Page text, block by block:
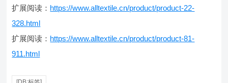
扩展阅读： https://www.alltextile.cn/product/product-22-
328.html
扩展阅读： https://www.alltextile.cn/product/product-81-
911.html